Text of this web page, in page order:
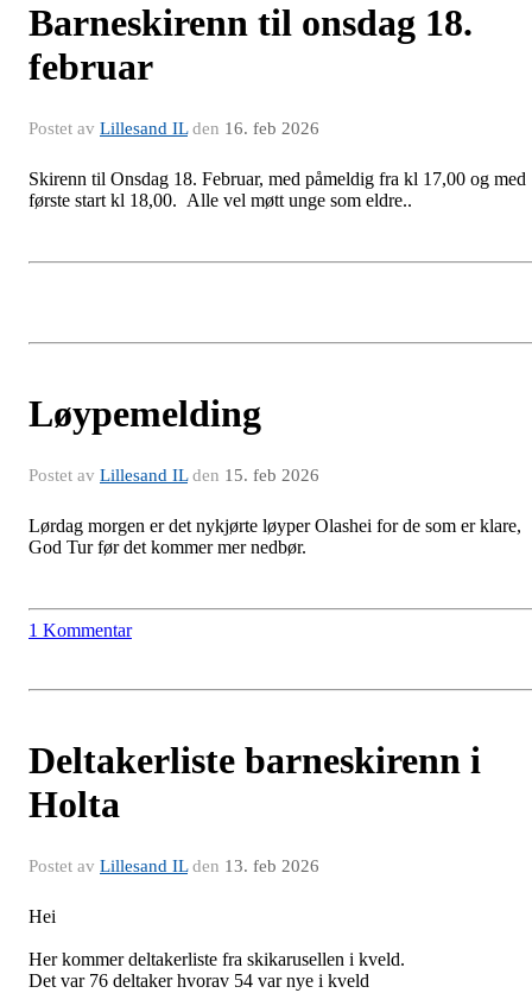
Barneskirenn til onsdag 18.
februar
Postet av Lillesand ILden 16. feb 2026
Skirenn til Onsdag 18. Februar, med påmeldig fra kl 17,00 og med
første start kl 18,00. Alle vel møtt unge som eldre..
Løypemelding
Postet av Lillesand ILden 15. feb 2026
Lørdag morgen er det nykjørte løyper Olashei for de som er klare,
God Tur før det kommer mer nedbør.
1 Kommentar
Deltakerliste barneskirenn i
Holta
Postet av Lillesand ILden 13. feb 2026
Hei
Her kommer deltakerliste fra skikarusellen i kveld.
Det var 76 deltaker hvorav 54 var nye i kveld